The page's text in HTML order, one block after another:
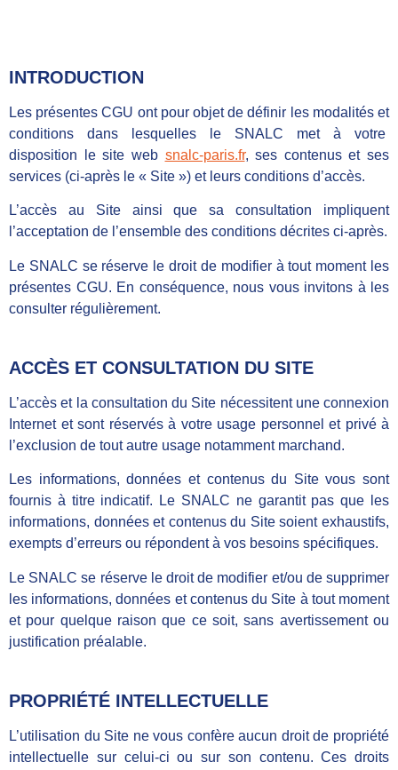
INTRODUCTION
Les présentes CGU ont pour objet de définir les modalités et
conditions dans lesquelles le SNALC met à votre
disposition le site web snalc-paris.fr, ses contenus et ses
services (ci-après le « Site ») et leurs conditions d’accès.
L’accès au Site ainsi que sa consultation impliquent
l’acceptation de l’ensemble des conditions décrites ci-après.
Le SNALC se réserve le droit de modifier à tout moment les
présentes CGU. En conséquence, nous vous invitons à les
consulter régulièrement.
ACCÈS ET CONSULTATION DU SITE
L’accès et la consultation du Site nécessitent une connexion
Internet et sont réservés à votre usage personnel et privé à
l’exclusion de tout autre usage notamment marchand.
Les informations, données et contenus du Site vous sont
fournis à titre indicatif. Le SNALC ne garantit pas que les
informations, données et contenus du Site soient exhaustifs,
exempts d’erreurs ou répondent à vos besoins spécifiques.
Le SNALCse réserve le droit de modifier et/ou de supprimer
les informations, données et contenus du Site à tout moment
et pour quelque raison que ce soit, sans avertissement ou
justification préalable.
PROPRIÉTÉ INTELLECTUELLE
L’utilisation du Site ne vous confère aucun droit de propriété
intellectuelle sur celui-ci ou sur son contenu. Ces droits